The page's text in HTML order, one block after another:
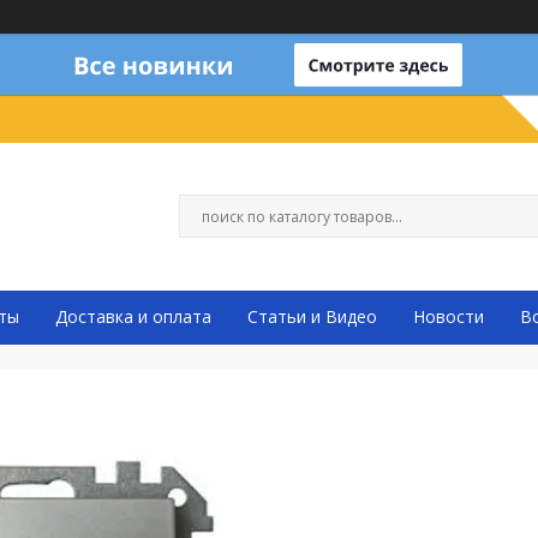
Доставка и оплата Статьи и Видео Новости